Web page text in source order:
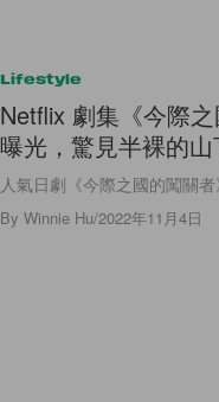
Lifestyle
Netflix 劇集《今際
曝光，驚見半裸的山
人氣日劇《今際之國的闖關
By Winnie Hu/2022年11月4日